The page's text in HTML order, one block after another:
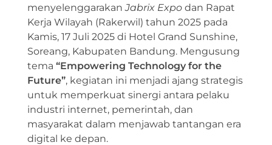
menyelenggarakanJabrix Expo dan Rapat
Kerja Wilayah (Rakerwil) tahun 2025 pada
Kamis, 17 Juli 2025 di Hotel Grand Sunshine,
Soreang, Kabupaten Bandung. Mengusung
tema “Empowering Technology for the
Future”, kegiatan ini menjadi ajang strategis
untuk memperkuat sinergi antara pelaku
industri internet, pemerintah, dan
masyarakat dalam menjawab tantangan era
digital ke depan.